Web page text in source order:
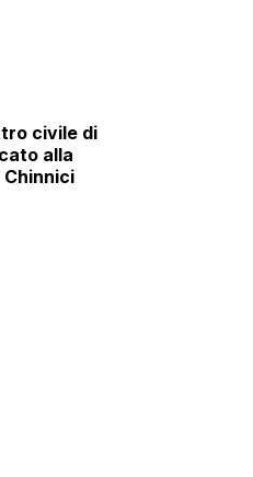
civile di
alla
Chinnici